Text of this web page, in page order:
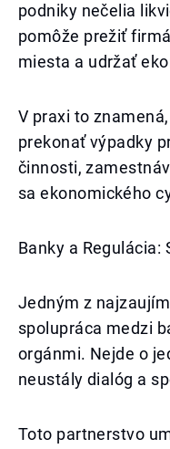
podniky nečelia
pomôže prežiť
miesta a udržať
V praxi to
prekonať výpadky
činnosti,
sa ekonomického
Banky a Regulácia:
Jedným z
spolupráca medzi
orgánmi. Nejde o
neustály dialóg a
Toto partnerstvo